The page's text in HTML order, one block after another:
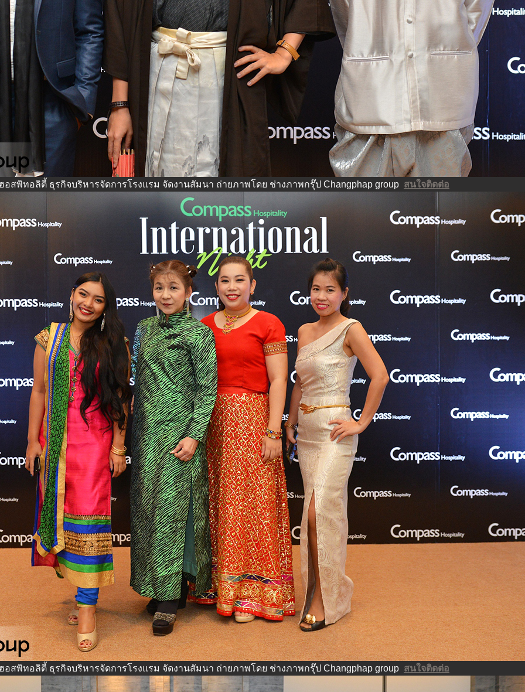
อสพิทอลิตี้ ธุรกิจบริหารจัดการโรงแรม จัดงานสัมนา ถ่ายภาพโดย ช่างภาพกรุ๊ป Changphap group สนใจติดต่อ
อสพิทอลิตี้ ธุรกิจบริหารจัดการโรงแรม จัดงานสัมนา ถ่ายภาพโดย ช่างภาพกรุ๊ป Changphap group สนใจติดต่อ